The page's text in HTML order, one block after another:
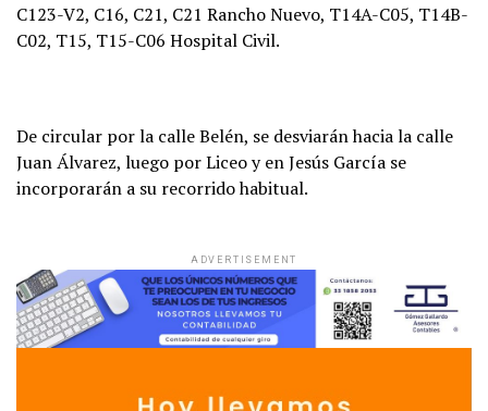
C123-V2, C16, C21, C21 Rancho Nuevo, T14A-C05, T14B-
C02, T15, T15-C06 Hospital Civil.
De circular por la calle Belén, se desviarán hacia la calle
Juan Álvarez, luego por Liceo y en Jesús García se
incorporarán a su recorrido habitual.
ADVERTISEMENT